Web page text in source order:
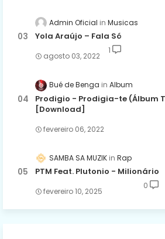
Admin Oficial Musicas
Yola Araújo – Fala Só
agosto 03, 2022
1
Bué de Benga Album
Prodigio - Prodigia-te (Álbum
[Download]
fevereiro 06, 2022
SAMBA SA MUZIK Rap
PTM Feat. Plutonio - Milionário
fevereiro 10, 2025
0